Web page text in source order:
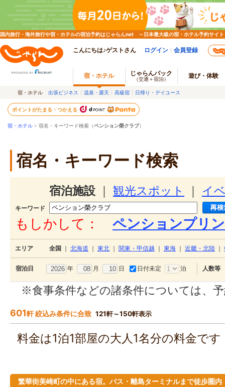
国内旅行・海外旅行や宿・ホテルの宿泊予約はじゃらんnet ～日本最大級の宿・ホテル予約サイト
こんにちは♪ゲストさん ログイン 会員登録
宿・ホテル じゃらんパック
（交通＋宿泊） 遊び・体験
宿・ホテル 出張ビジネス 温泉・露天 高級宿 日帰り・デイユース
ポイントがたまる・つかえる
宿・ホテル > 宿名・キーワード検索（ペンション榮クラブ）
宿名・キーワード検索
宿泊施設 観光スポット イ
キーワード
もしかして： ペンションプリ
エリア 全国 北海道 東北 関東・甲信越 東海 近畿・北陸
宿泊日 年 月 日 日付未定 泊 人数等
※食事条件などの諸条件については、
601軒 絞込み条件に合致 121軒～150軒表示
料金は1泊1部屋の大人1名分の料金で
繁華街美崎町の中にある宿。バス・離島ターミナルまで徒歩圏内